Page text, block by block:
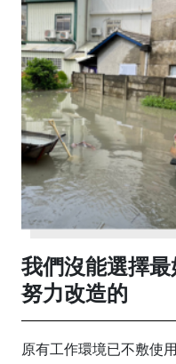
我們沒能選擇
努力改造的
原有工作環境已不敷使